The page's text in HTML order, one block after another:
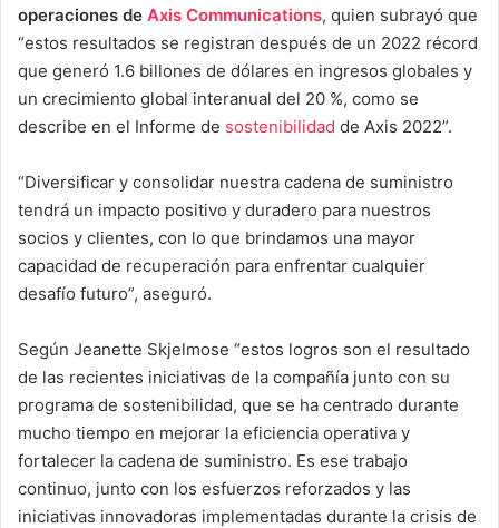
operaciones de Axis Communications, quien subrayó que
“estos resultados se registran después de un 2022 récord
que generó 1.6 billones de dólares en ingresos globales y
un crecimiento global interanual del 20 %, como se
describe en el Informe de sostenibilidad de Axis 2022”.
“Diversificar y consolidar nuestra cadena de suministro
tendrá un impacto positivo y duradero para nuestros
socios y clientes, con lo que brindamos una mayor
capacidad de recuperación para enfrentar cualquier
desafío futuro”, aseguró.
Según Jeanette Skjelmose “estos logros son el resultado
de las recientes iniciativas de la compañía junto con su
programa de sostenibilidad, que se ha centrado durante
mucho tiempo en mejorar la eficiencia operativa y
fortalecer la cadena de suministro. Es ese trabajo
continuo, junto con los esfuerzos reforzados y las
iniciativas innovadoras implementadas durante la crisis de